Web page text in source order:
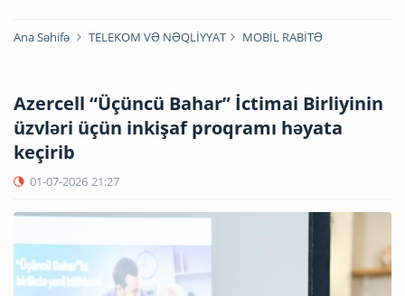
Ana Səhifə TELEKOM VƏ NƏQLİYYAT MOBİL RABİTƏ
Azercell “Üçüncü Bahar” İctimai Birliyinin
üzvləri üçün inkişaf proqramı həyata
keçirib
01-07-2026 21:27